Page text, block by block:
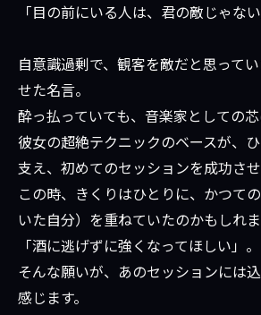
「目の前にいる人は、君の敵じゃない
自意識過剰で、観客を敵だと思って
せた名言。
酔っ払っていても、音楽家としての芯
彼女の超絶テクニックのベースが、
支え、初めてのセッションを成功させ
この時、きくりはひとりに、かつて
いた自分）を重ねていたのかもしれま
「酒に逃げずに強くなってほしい」。
そんな願いが、あのセッションには
感じます。